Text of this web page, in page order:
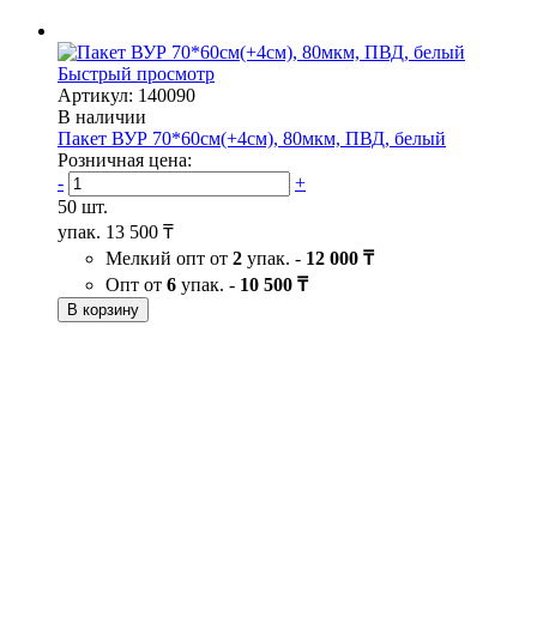
Быстрый просмотр
Артикул: 140090
В наличии
Пакет ВУР 70*60см(+4см), 80мкм, ПВД, белый
Розничная цена:
-
+
50 шт.
упак. 13 500 ₸
Мелкий опт от 2 упак. - 12 000 ₸
Опт от 6 упак. - 10 500 ₸
В корзину